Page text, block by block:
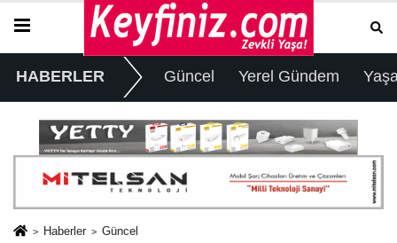
HABERLER Güncel Yerel Gündem
Haberler Güncel